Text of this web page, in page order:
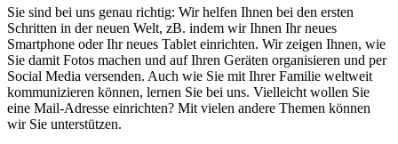
Sie sind bei uns genau richtig: Wir helfen Ihnen bei den ersten
Schritten in der neuen Welt, zB. indem wir Ihnen Ihr neues
Smartphone oder Ihr neues Tablet einrichten. Wir zeigen Ihnen, wie
Sie damit Fotos machen und auf Ihren Geräten organisieren und per
Social Media versenden. Auch wie Sie mit Ihrer Familie weltweit
kommunizieren können, lernen Sie bei uns. Vielleicht wollen Sie
eine Mail-Adresse einrichten? Mit vielen andere Themen können
wir Sie unterstützen.